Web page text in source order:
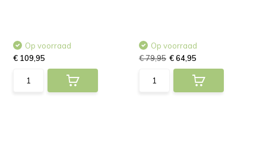
Op voorraad
€ 109,95
Op voorraad
€ 79,95 € 64,95